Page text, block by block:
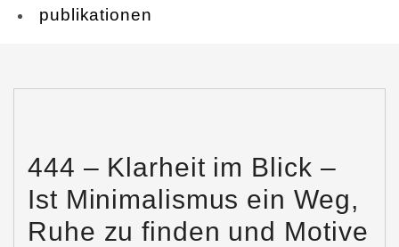
publikationen
444 – Klarheit im Blick –
Ist Minimalismus ein Weg,
Ruhe zu finden und Motive